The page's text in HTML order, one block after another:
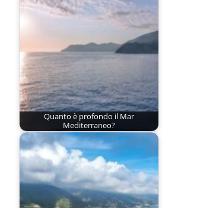
Quanto è profondo il Mar
Mediterraneo?